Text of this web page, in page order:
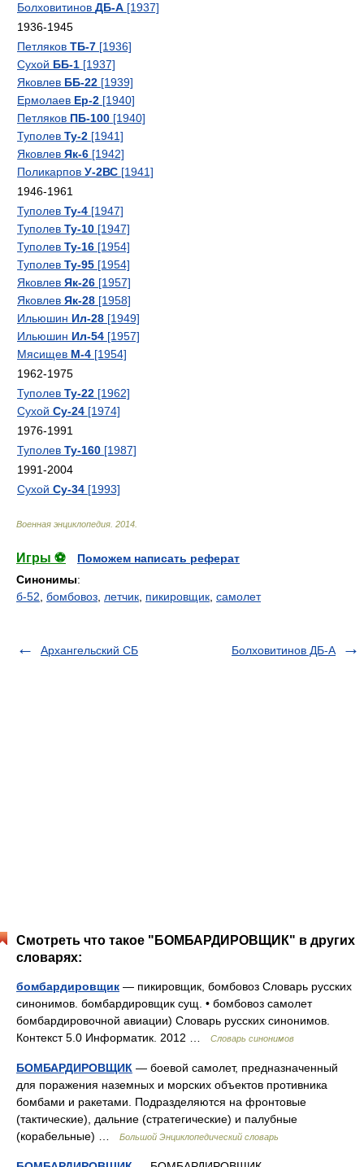
Болховитинов ДБ-А [1937]
1936-1945
Петляков ТБ-7 [1936]
Сухой ББ-1 [1937]
Яковлев ББ-22 [1939]
Ермолаев Ер-2 [1940]
Петляков ПБ-100 [1940]
Туполев Ту-2 [1941]
Яковлев Як-6 [1942]
Поликарпов У-2ВС [1941]
1946-1961
Туполев Ту-4 [1947]
Туполев Ту-10 [1947]
Туполев Ту-16 [1954]
Туполев Ту-95 [1954]
Яковлев Як-26 [1957]
Яковлев Як-28 [1958]
Ильюшин Ил-28 [1949]
Ильюшин Ил-54 [1957]
Мясищев М-4 [1954]
1962-1975
Туполев Ту-22 [1962]
Сухой Су-24 [1974]
1976-1991
Туполев Ту-160 [1987]
1991-2004
Сухой Су-34 [1993]
Военная энциклопедия 2014
Игры ⚽
Поможем написать реферат
Синонимы:
б-52 бомбовоз летчик пикировщик самолет
Архангельский СБ Болховитинов ДБ-А
Смотреть что такое "БОМБАРДИРОВЩИК" в других
словарях:
бомбардировщик — пикировщик, бомбовоз Словарь русских
синонимов. бомбардировщик сущ. • бомбовоз самолет
бомбардировочной авиации) Словарь русских синонимов.
Контекст 5.0 Информатик. 2012 …
Словарь синонимов
БОМБАРДИРОВЩИК — боевой самолет, предназначенный
для поражения наземных и морских объектов противника
бомбами и ракетами. Подразделяются на фронтовые
(тактические), дальние (стратегические) и палубные
(корабельные) …
Большой Энциклопедический словарь